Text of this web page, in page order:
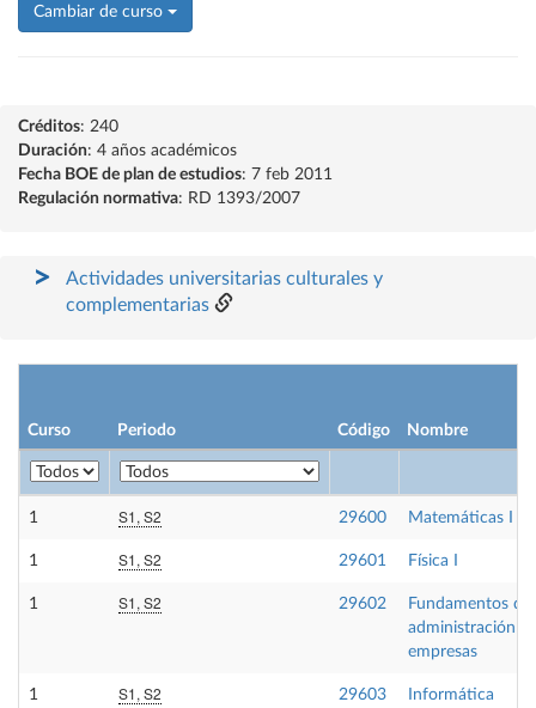
Cambiar de curso
Créditos: 240
Duración: 4 años académicos
Fecha BOE de plan de estudios: 7 feb 2011
Regulación normativa: RD 1393/2007
Actividades universitarias culturales y
complementarias
Curso Periodo Código Nombre
1 S1, S2 29600 Matemáticas I
1 S1, S2 29601 Física I
1 S1, S2 29602
Fundamentos de
administración
empresas
1 S1, S2 29603 Informática